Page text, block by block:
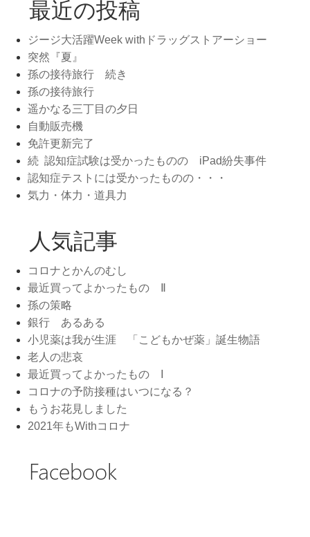
最近の投稿
ジージ大活躍Week withドラッグストアーショー
突然『夏』
孫の接待旅行 続き
孫の接待旅行
遥かなる三丁目の夕日
自動販売機
免許更新完了
続 認知症試験は受かったものの iPad紛失事件
認知症テストには受かったものの・・・
気力・体力・道具力
人気記事
コロナとかんのむし
最近買ってよかったもの Ⅱ
孫の策略
銀行 あるある
小児薬は我が生涯 「こどもかぜ薬」誕生物語
老人の悲哀
最近買ってよかったもの Ⅰ
コロナの予防接種はいつになる？
もうお花見しました
2021年もWithコロナ
Facebook